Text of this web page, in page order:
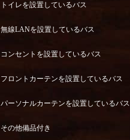
トイレを設置しているバス
無線LANを設置しているバス
コンセントを設置しているバス
フロントカーテンを設置しているバス
パーソナルカーテンを設置しているバス
その他備品付き